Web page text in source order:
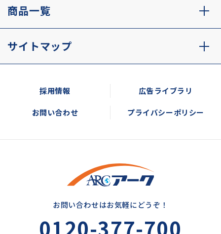
商品一覧
サイトマップ
採用情報 広告ライブラリ
お問い合わせ プライバシーポリシー
お問い合わせはお気軽にどうぞ！
0120-377-700